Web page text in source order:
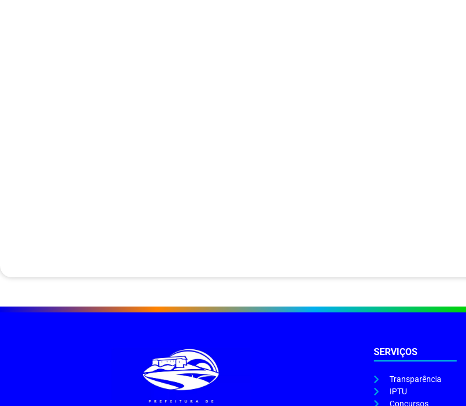
SERVIÇOS
Transparência
IPTU
Concursos